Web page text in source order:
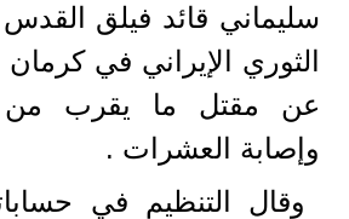
سليماني قائد فيلق
الثوري الإيراني في
وإصابة العشرات .
وقال التنظيم في